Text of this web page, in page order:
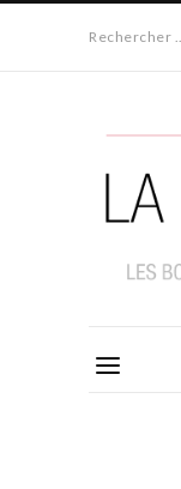
Rechercher